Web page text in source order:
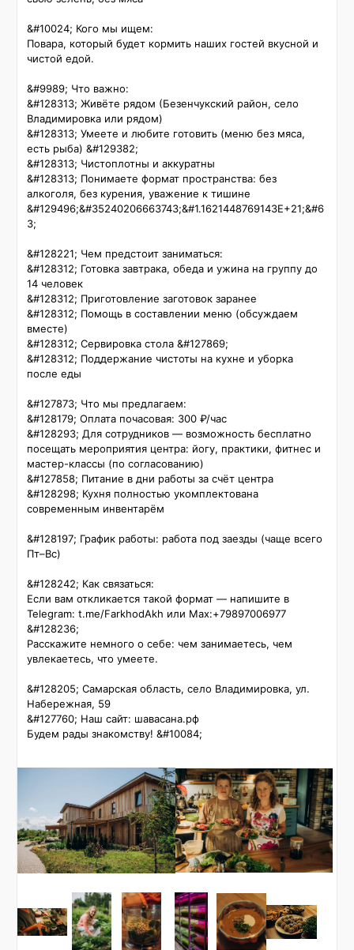
&#10024; Кого мы ищем:
Повара, который будет кормить наших гостей вкусной и
чистой едой.
&#9989; Что важно:
&#128313; Живёте рядом (Безенчукский район, село
Владимировка или рядом)
&#128313; Умеете и любите готовить (меню без мяса,
есть рыба) &#129382;
&#128313; Чистоплотны и аккуратны
&#128313; Понимаете формат пространства: без
алкоголя, без курения, уважение к тишине
&#129496;&#35240206663743;&#1.1621448769143E+21;&#6
3;
&#128221; Чем предстоит заниматься:
&#128312; Готовка завтрака, обеда и ужина на группу до
14 человек
&#128312; Приготовление заготовок заранее
&#128312; Помощь в составлении меню (обсуждаем
вместе)
&#128312; Сервировка стола &#127869;️
&#128312; Поддержание чистоты на кухне и уборка
после еды
&#127873; Что мы предлагаем:
&#128179; Оплата почасовая: 300 ₽/час
&#128293; Для сотрудников — возможность бесплатно
посещать мероприятия центра: йогу, практики, фитнес и
мастер-классы (по согласованию)
&#127858; Питание в дни работы за счёт центра
&#128298; Кухня полностью укомплектована
современным инвентарём
&#128197; График работы: работа под заезды (чаще всего
Пт–Вс)
&#128242; Как связаться:
Если вам откликается такой формат — напишите в
Telegram: t.me/FarkhodAkh или Max:+79897006977
&#128236;
Расскажите немного о себе: чем занимаетесь, чем
увлекаетесь, что умеете.
&#128205; Самарская область, село Владимировка, ул.
Набережная, 59
&#127760; Наш сайт: шавасана.рф
Будем рады знакомству! &#10084;️